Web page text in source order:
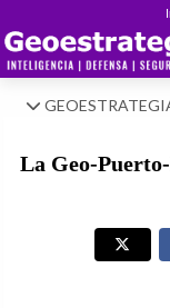
La Geo-